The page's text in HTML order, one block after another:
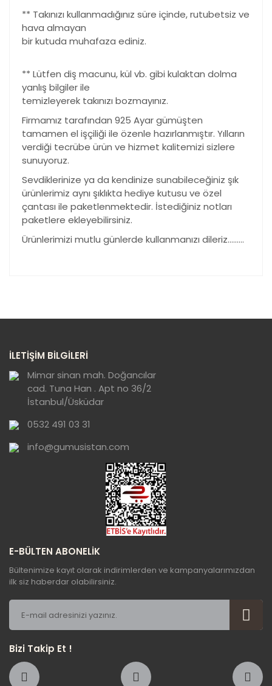
** Takınızı kullanmadığınız süre içinde, rutubetsiz ve
hava almayan
bir kutuda muhafaza ediniz.
** Lütfen diş macunu, kül vb. gibi kulaktan dolma
yanlış bilgiler ile
temizleyerek takınızı bozmayınız.
Firmamız tarafından 925 Ayar gümüşten
tamamen el işçiliği ile özenle hazırlanmıştır. Yılların
verdiği tecrübe ürün ve hizmet kalitemizi sizlere
sunuyoruz.
Sevdiklerinize ya da kendinize sunabileceğiniz şık
ürünlerimiz aynı şıklıkta hediye kutusu ve özel
çantası ile paketlenmektedir. İstediğiniz notları
paketlere ekleyebilirsiniz.
Ürünlerimizi mutlu günlerde kullanmanızı dileriz………
görüntülenemiyor.
Ürün açıklamasında eksik bilgiler bulunuyor.
Ürün bilgilerinde hatalar bulunuyor.
Ürün fiyatı diğer sitelerden daha pahalı.
Bu ürüne benzer farklı alternatifler olmalı.
Gönder
İLETİŞİM BİLGİLERİ
Mimar sinan mah. Doğancılar
cad. Tuna Han . Apt no 36/2
İstanbul/Üsküdar
0532 491 03 31
info@gumusistan.com
E-BÜLTEN ABONELİK
Bültenimize kayıt olarak indirimlerden ve kampanyalarımızdan
ilk siz haberdar olabilirsiniz.
Bizi Takip Et !